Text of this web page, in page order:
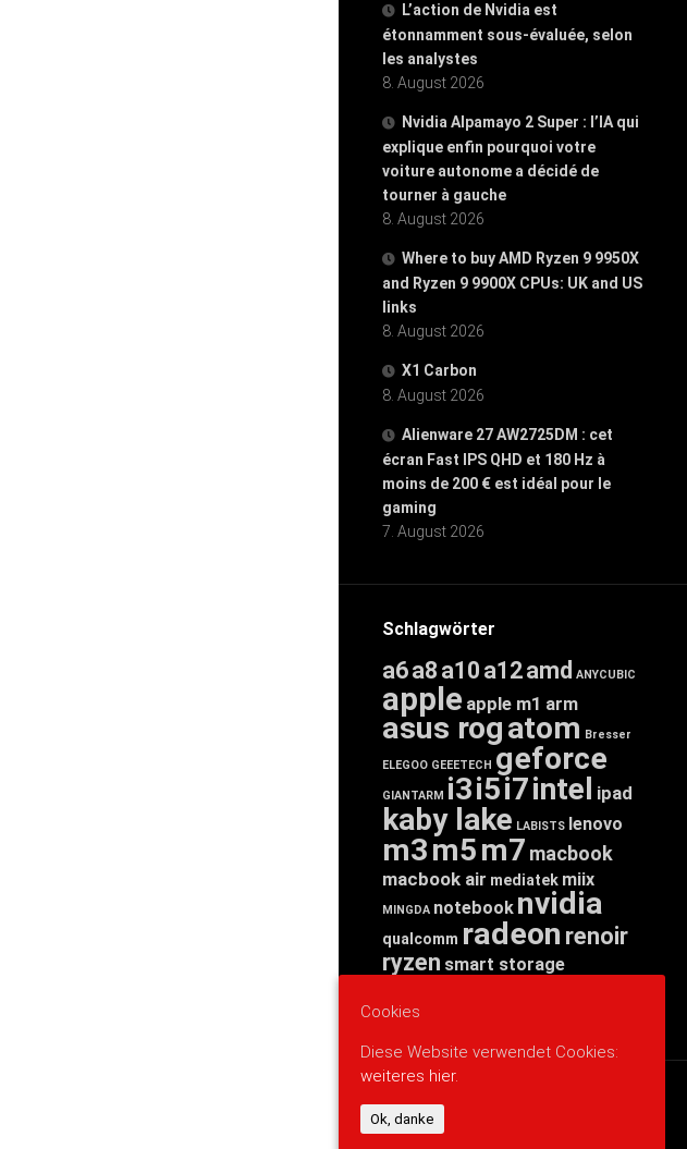
L’action de Nvidia est
étonnamment sous-évaluée, selon
les analystes
8. August 2026
Nvidia Alpamayo 2 Super : l’IA qui
explique enfin pourquoi votre
voiture autonome a décidé de
tourner à gauche
8. August 2026
Where to buy AMD Ryzen 9 9950X
and Ryzen 9 9900X CPUs: UK and US
links
8. August 2026
X1 Carbon
8. August 2026
Alienware 27 AW2725DM : cet
écran Fast IPS QHD et 180 Hz à
moins de 200 € est idéal pour le
gaming
7. August 2026
Schlagwörter
a6a8 a10 a12amd ANYCUBIC
apple apple m1 arm
asus rogatom Bresser
ELEGOO GEEETECH geforce
GIANTARM i3i5i7intel ipad
kaby lake LABISTS lenovo
m3m5m7 macbook
macbook air mediatek miix
MINGDA notebook nvidia
qualcomm radeon renoir
ryzen smart storage
threadripper
WERBUNG
Cookies
Diese Website verwendet Cookies:
weiteres hier.
Ok, danke